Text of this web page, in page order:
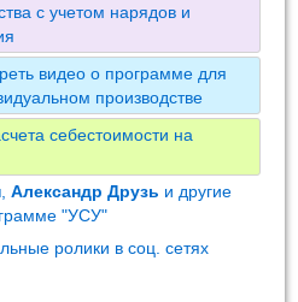
с учетом нарядов и
видео о программе для
производстве
себестоимости на
,Александр Друзь и другие
"УСУ"
ролики в соц. сетях